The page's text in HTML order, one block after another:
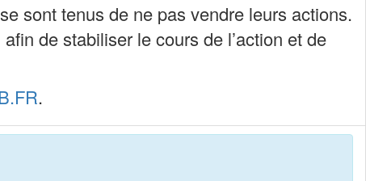
sont tenus de ne pas vendre leurs actions.
de stabiliser le cours de l’action et de
.